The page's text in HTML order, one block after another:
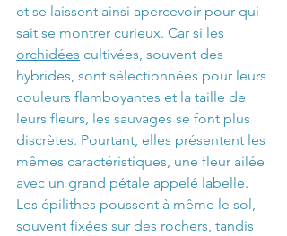
et se laissent ainsi apercevoir pour qui
sait se montrer curieux. Car si les
orchidées cultivées, souvent des
hybrides, sont sélectionnées pour leurs
couleurs flamboyantes et la taille de
leurs fleurs, les sauvages se font plus
discrètes. Pourtant, elles présentent les
mêmes caractéristiques, une fleur ailée
avec un grand pétale appelé labelle.
Les épilithes poussent à même le sol,
souvent fixées sur des rochers, tandis